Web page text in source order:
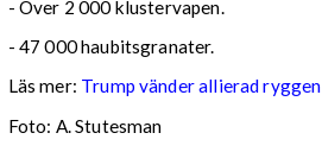
- Över 2 000 klustervapen.
- 47 000 haubitsgranater.
Läs mer: Trump vänder allierad ryggen
Foto: A. Stutesman